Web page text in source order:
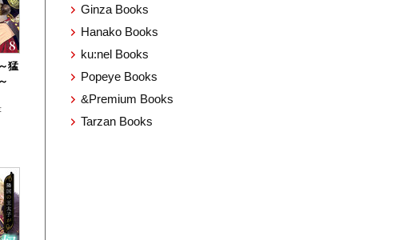
猛
Ginza Books
Hanako Books
ku:nel Books
Popeye Books
&Premium Books
Tarzan Books